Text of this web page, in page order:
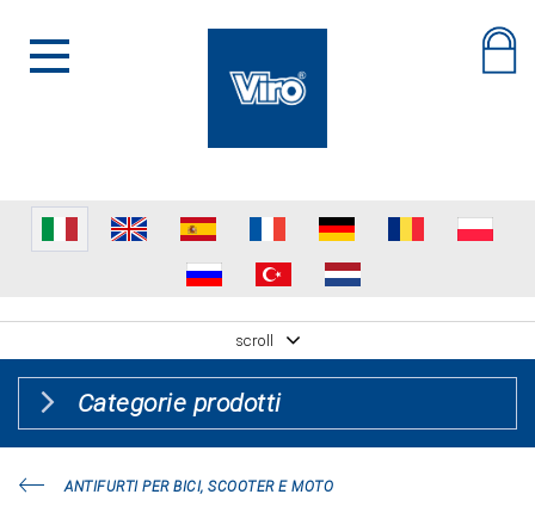
scroll
Categorie prodotti
ANTIFURTI PER BICI, SCOOTER E MOTO